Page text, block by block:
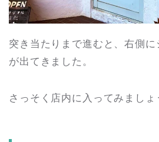
突き当たりまで進むと、右側に
が出てきました。
さっそく店内に入ってみましょ